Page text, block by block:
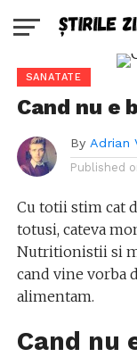
SANATATE
Cand nu e
By Adrian
Published
Cu totii stim cat
totusi, cateva
Nutritionistii si
cand vine vorba
alimentam.
Cand nu